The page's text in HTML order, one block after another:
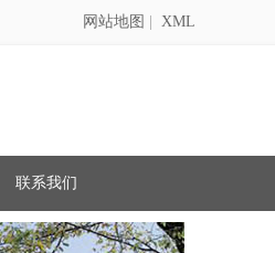
网站地图 XML
联系我们